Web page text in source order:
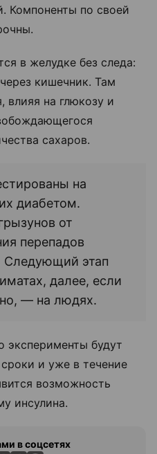
Компоненты по своей
в желудке без следа:
кишечник. Там
влияя на глюкозу и
сахаров.
на
диабетом.
от
перепадов
Следующий этап
далее, если
— на людях.
эксперименты будут
и уже в течение
возможность
инсулина.
в соцсетях